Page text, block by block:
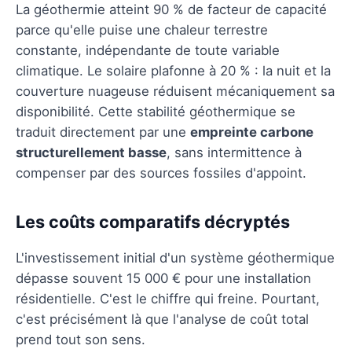
La géothermie atteint 90 % de facteur de capacité
parce qu'elle puise une chaleur terrestre
constante, indépendante de toute variable
climatique. Le solaire plafonne à 20 % : la nuit et la
couverture nuageuse réduisent mécaniquement sa
disponibilité. Cette stabilité géothermique se
traduit directement par une empreinte carbone
structurellement basse, sans intermittence à
compenser par des sources fossiles d'appoint.
Les coûts comparatifs décryptés
L'investissement initial d'un système géothermique
dépasse souvent 15 000 € pour une installation
résidentielle. C'est le chiffre qui freine. Pourtant,
c'est précisément là que l'analyse de coût total
prend tout son sens.